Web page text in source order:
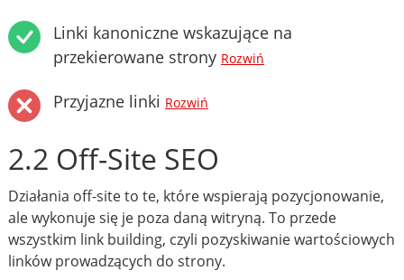
Linki kanoniczne wskazujące na
przekierowane strony Rozwiń
Przyjazne linki Rozwiń
2.2 Off-Site SEO
Działania off-site to te, które wspierają pozycjonowanie,
ale wykonuje się je poza daną witryną. To przede
wszystkim link building, czyli pozyskiwanie wartościowych
linków prowadzących do strony.